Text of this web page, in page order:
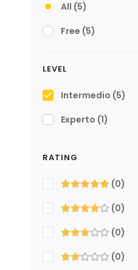
All (5)
Free (5)
LEVEL
Intermedio (5)
Experto (1)
RATING
(0)
(0)
(0)
(0)